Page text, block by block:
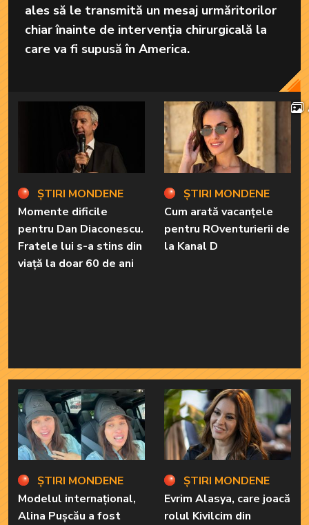
ales să le transmită un mesaj urmăritorilor
chiar înainte de intervenția chirurgicală la
care va fi supusă în America.
ȘTIRI MONDENE
Momente dificile
pentru Dan Diaconescu.
Fratele lui s-a stins din
viață la doar 60 de ani
ȘTIRI MONDENE
Modelul internațional,
Alina Pușcău a fost
ȘTIRI MONDENE
Cum arată vacanțele
pentru ROventurierii de
la Kanal D
ȘTIRI MONDENE
Evrim Alasya, care joacă
rolul Kivilcim din